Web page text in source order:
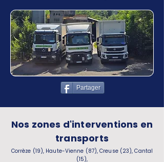
Partager
Nos zones d'interventions en
transports
Corrèze (19), Haute-Vienne (87), Creuse (23), Cantal
(15),